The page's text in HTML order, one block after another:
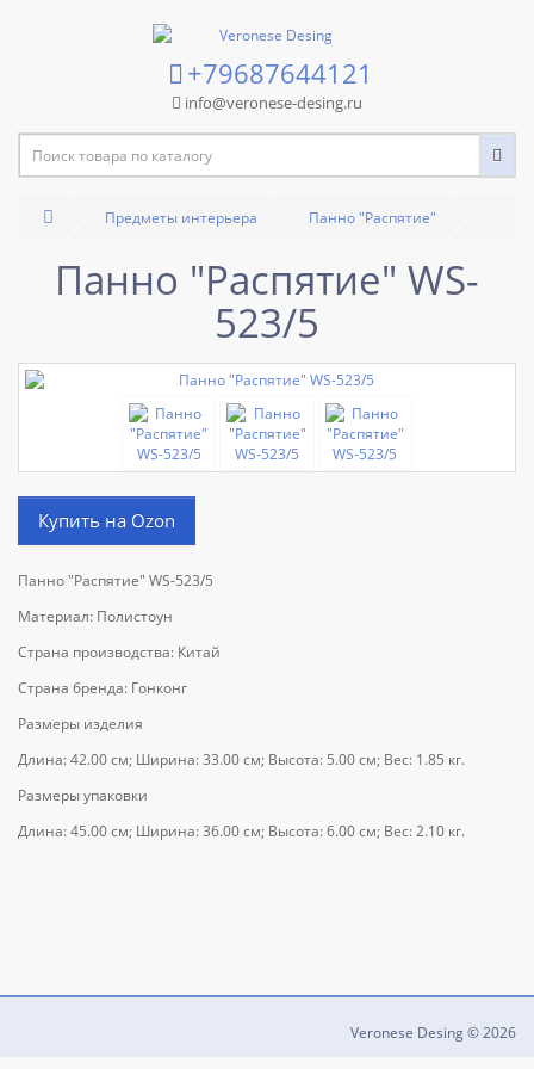
+79687644121
info@veronese-desing.ru
Предметы интерьера Панно "Распятие"
Панно "Распятие" WS-
523/5
Купить на Ozon
Панно "Распятие" WS-523/5
Материал: Полистоун
Страна производства: Китай
Страна бренда: Гонконг
Размеры изделия
Длина: 42.00 см; Ширина: 33.00 см; Высота: 5.00 см; Вес: 1.85 кг.
Размеры упаковки
Длина: 45.00 см; Ширина: 36.00 см; Высота: 6.00 см; Вес: 2.10 кг.
Veronese Desing © 2026